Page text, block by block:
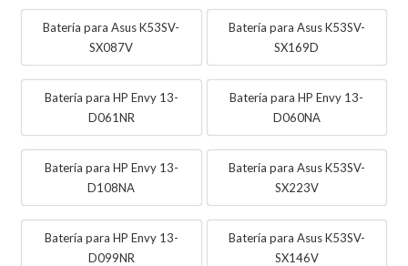
Batería para Asus K53SV-
SX087V
Batería para Asus K53SV-
SX169D
Batería para HP Envy 13-
D061NR
Batería para HP Envy 13-
D060NA
Batería para HP Envy 13-
D108NA
Batería para Asus K53SV-
SX223V
Batería para HP Envy 13-
D099NR
Batería para Asus K53SV-
SX146V